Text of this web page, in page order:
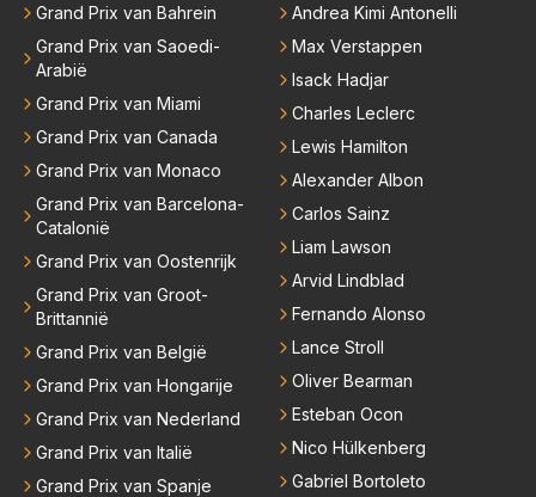
Grand Prix van Bahrein
Grand Prix van Saoedi-
Arabië
Grand Prix van Miami
Grand Prix van Canada
Grand Prix van Monaco
Grand Prix van Barcelona-
Catalonië
Grand Prix van Oostenrijk
Grand Prix van Groot-
Brittannië
Grand Prix van België
Grand Prix van Hongarije
Grand Prix van Nederland
Grand Prix van Italië
Grand Prix van Spanje
Andrea Kimi Antonelli
Max Verstappen
Isack Hadjar
Charles Leclerc
Lewis Hamilton
Alexander Albon
Carlos Sainz
Liam Lawson
Arvid Lindblad
Fernando Alonso
Lance Stroll
Oliver Bearman
Esteban Ocon
Nico Hülkenberg
Gabriel Bortoleto